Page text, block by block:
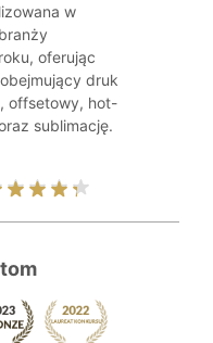
w
oferując
druk
offsetowy, hot-
sublimację.